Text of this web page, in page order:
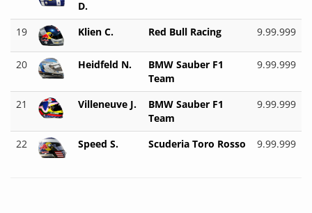
D.
19 Klien C. Red Bull Racing 9.99.999
20 Heidfeld N.
BMW Sauber F1
Team
9.99.999
21 Villeneuve J.
BMW Sauber F1
Team
9.99.999
22 Speed S. Scuderia Toro Rosso 9.99.999